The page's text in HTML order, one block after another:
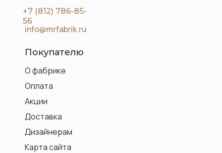
Акции
Оплата
Доставка
О фабрике
Покупателю
+7 (812) 786-85-
56
Карта сайта
Дизайнерам
info@mrfabrik.ru